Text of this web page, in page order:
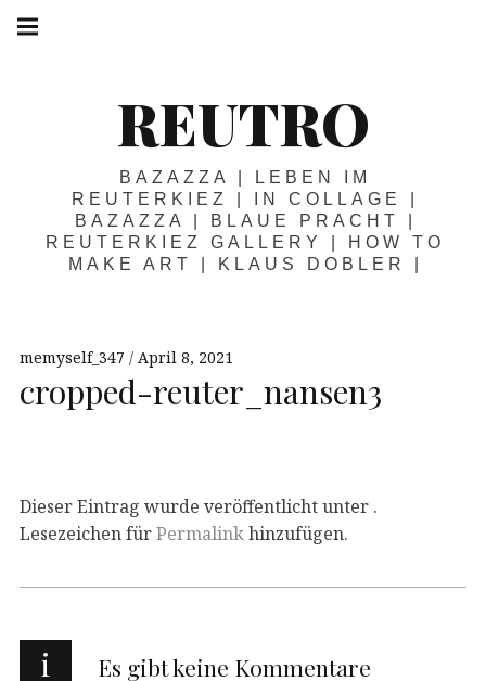
Springe
zum
REUTRO
BAZAZZA | LEBEN IM
REUTERKIEZ | IN COLLAGE |
BAZAZZA | BLAUE PRACHT |
REUTERKIEZ GALLERY | HOW TO
MAKE ART | KLAUS DOBLER |
memyself_347 April 8, 2021
cropped-reuter_nansen3
Dieser Eintrag wurde veröffentlicht unter .
Lesezeichen fürPermalinkhinzufügen.
i Es gibt keine Kommentare